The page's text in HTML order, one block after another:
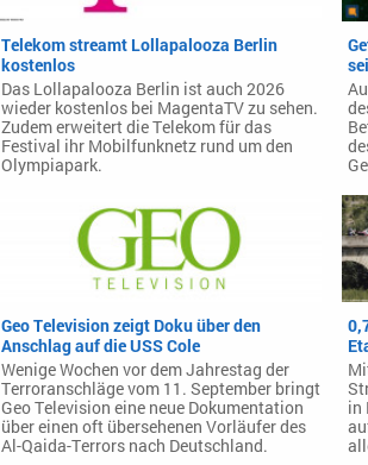
Telekom streamt Lollapalooza Berlin
kostenlos
Das Lollapalooza Berlin ist auch 2026
wieder kostenlos bei MagentaTV zu sehen.
Zudem erweitert die Telekom für das
Festival ihr Mobilfunknetz rund um den
Olympiapark.
Geo Television zeigt Doku über den
Anschlag auf die USS Cole
Wenige Wochen vor dem Jahrestag der
Terroranschläge vom 11. September bringt
Geo Television eine neue Dokumentation
über einen oft übersehenen Vorläufer des
Al-Qaida-Terrors nach Deutschland.
in